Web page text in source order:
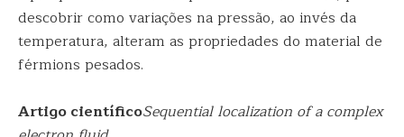
descobrir como variações na pressão, ao invés da
temperatura, alteram as propriedades do material de
férmions pesados.
Artigo científicoSequential localization of a complex